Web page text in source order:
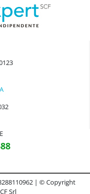
| © Copyright
Srl